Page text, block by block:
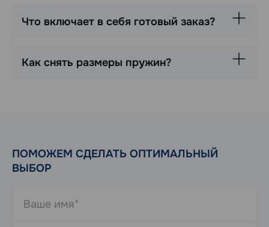
Что включает в себя готовый заказ?
Как снять размеры пружин?
ПОМОЖЕМ СДЕЛАТЬ ОПТИМАЛЬНЫЙ
ВЫБОР